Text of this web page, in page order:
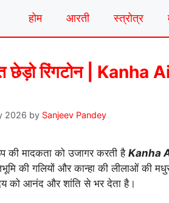
होम आरती स्त्रोत्र
छेड़ो रिंगटोन |
2026 by Sanjeev Pandey
की मादकता को उजागर करती हैKanha
की गलियों और कान्हा की लीलाओं की
को आनंद और शांति से भर देता है।